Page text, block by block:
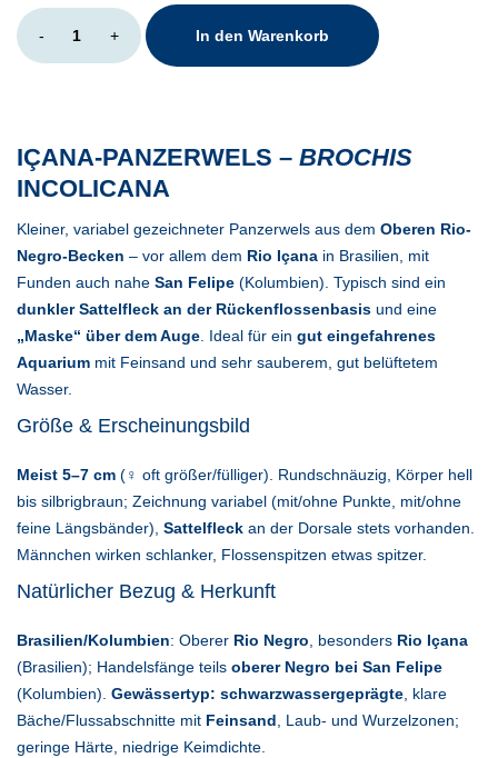
-
incolicana
Menge
+ In den Warenkorb
IÇANA-PANZERWELS – BROCHIS
INCOLICANA
Kleiner, variabel gezeichneter Panzerwels aus dem Oberen Rio-
Negro-Becken – vor allem dem Rio Içana in Brasilien, mit
Funden auch nahe San Felipe (Kolumbien). Typisch sind ein
dunkler Sattelfleck an der Rückenflossenbasis und eine
„Maske“ über dem Auge. Ideal für ein gut eingefahrenes
Aquarium mit Feinsand und sehr sauberem, gut belüftetem
Wasser.
Größe & Erscheinungsbild
Meist 5–7 cm (♀ oft größer/fülliger). Rundschnäuzig, Körper hell
bis silbrigbraun; Zeichnung variabel (mit/ohne Punkte, mit/ohne
feine Längsbänder), Sattelfleck an der Dorsale stets vorhanden.
Männchen wirken schlanker, Flossenspitzen etwas spitzer.
Natürlicher Bezug & Herkunft
Brasilien/Kolumbien: Oberer Rio Negro, besonders Rio Içana
(Brasilien); Handelsfänge teils oberer Negro bei San Felipe
(Kolumbien). Gewässertyp: schwarzwassergeprägte, klare
Bäche/Flussabschnitte mit Feinsand, Laub- und Wurzelzonen;
geringe Härte, niedrige Keimdichte.